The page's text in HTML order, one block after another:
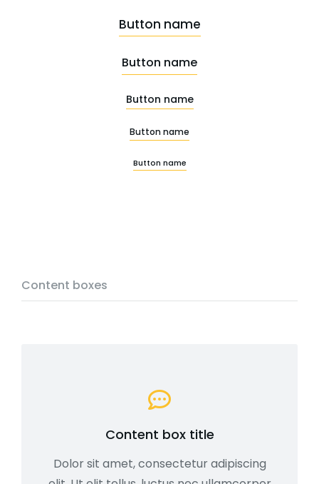
Button name
Button name
Button name
Button name
Button name
Content boxes
Content box title
Dolor sit amet, consectetur adipiscing